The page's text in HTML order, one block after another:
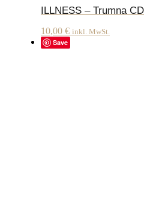
ILLNESS – Trumna CD
10,00 € inkl. MwSt.
Save